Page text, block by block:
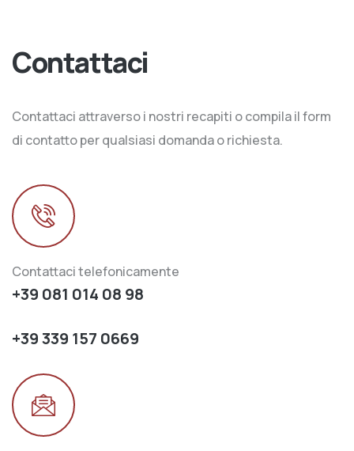
Contattaci
Contattaci attraverso i nostri recapiti o compila il form
di contatto per qualsiasi domanda o richiesta.
Contattaci telefonicamente
+39 081 014 08 98
+39 339 157 0669